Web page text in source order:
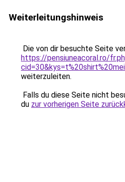
Weiterleitungshinweis
Die von dir besuchte Seite
https://pensiuneacoral.ro/
weiterzuleiten.
Falls du diese Seite nicht
du zur vorherigen Seite